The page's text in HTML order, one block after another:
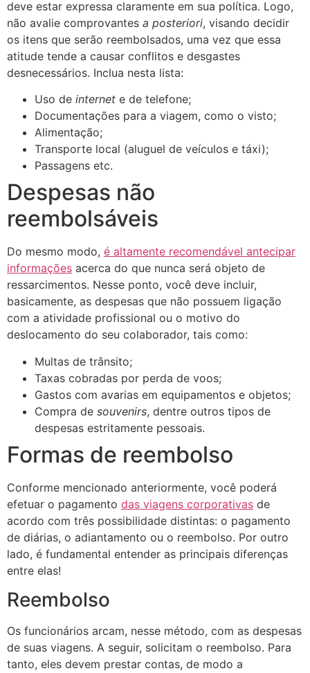
deve estar expressa claramente em sua política. Logo,
não avalie comprovantes a posteriori, visando decidir
os itens que serão reembolsados, uma vez que essa
atitude tende a causar conflitos e desgastes
desnecessários. Inclua nesta lista:
Uso de internet e de telefone;
Documentações para a viagem, como o visto;
Alimentação;
Transporte local (aluguel de veículos e táxi);
Passagens etc.
Despesas não
reembolsáveis
Do mesmo modo, é altamente recomendável antecipar
informações acerca do que nunca será objeto de
ressarcimentos. Nesse ponto, você deve incluir,
basicamente, as despesas que não possuem ligação
com a atividade profissional ou o motivo do
deslocamento do seu colaborador, tais como:
Multas de trânsito;
Taxas cobradas por perda de voos;
Gastos com avarias em equipamentos e objetos;
Compra de souvenirs, dentre outros tipos de
despesas estritamente pessoais.
Formas de reembolso
Conforme mencionado anteriormente, você poderá
efetuar o pagamento das viagens corporativas de
acordo com três possibilidade distintas: o pagamento
de diárias, o adiantamento ou o reembolso. Por outro
lado, é fundamental entender as principais diferenças
entre elas!
Reembolso
Os funcionários arcam, nesse método, com as despesas
de suas viagens. A seguir, solicitam o reembolso. Para
tanto, eles devem prestar contas, de modo a